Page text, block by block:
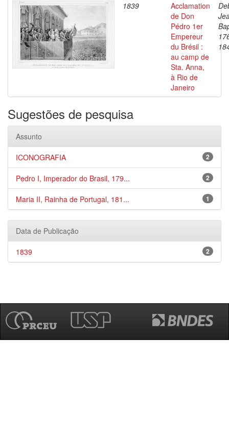
1839
Acclamation
de Don
Pédro 1er
Empereur
du Brésil :
au camp de
Sta. Anna,
à Rio de
Janeiro
Sugestões de pesquisa
Assunto
2
ICONOGRAFIA
2
Pedro I, Imperador do Brasil, 179...
1
Maria II, Rainha de Portugal, 181...
Data de Publicação
2
1839